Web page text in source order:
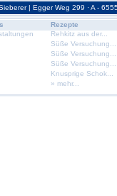
| Egger Weg 299 · A -
Rezepte
Rehkitz aus der...
Süße Versuchung...
Süße Versuchung...
Süße Versuchung...
Knusprige Schok...
» mehr...